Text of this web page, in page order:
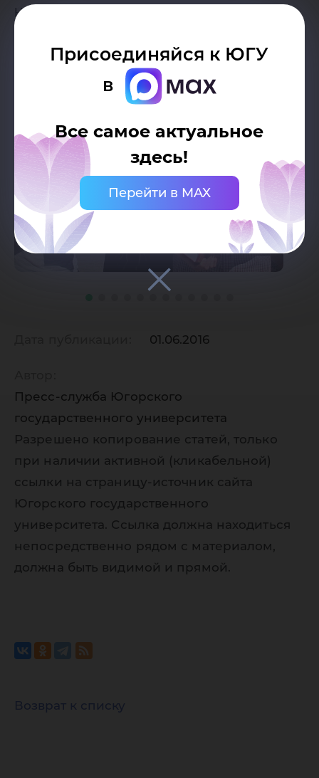
Присоединяйся к ЮГУ
в
Все самое актуальное
здесь!
Перейти в MAX
Научная библиотека
01.06.2016
Пресс-служба Югорского
государственного университета
Разрешено копирование статей, только
при наличии активной (кликабельной)
ссылки на страницу-источник сайта
Югорского государственного
университета. Ссылка должна находиться
непосредственно рядом с материалом,
должна быть видимой и прямой.
Возврат к списку